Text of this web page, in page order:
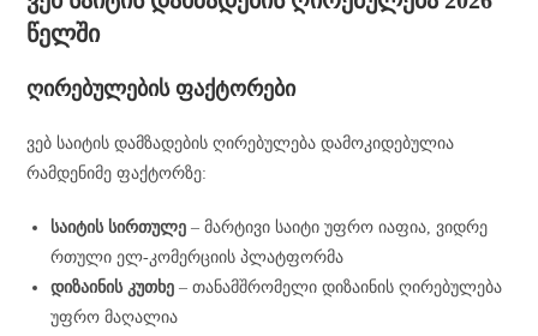
წელში
ღირებულების ფაქტორები
ვებ საიტის დამზადების ღირებულება დამოკიდებულია
რამდენიმე ფაქტორზე:
საიტის სირთულე – მარტივი საიტი უფრო იაფია, ვიდრე
რთული ელ-კომერციის პლატფორმა
დიზაინის კუთხე – თანამშრომელი დიზაინის ღირებულება
უფრო მაღალია